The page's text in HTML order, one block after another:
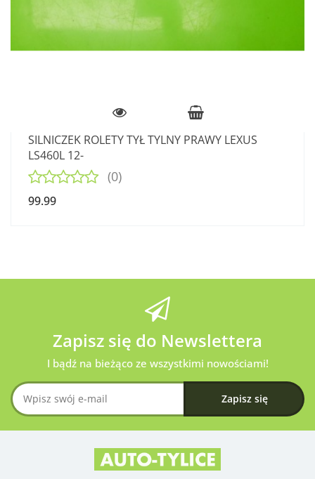
SILNICZEK ROLETY TYŁ TYLNY PRAWY LEXUS
LS460L 12-
(0)
99.99
Zapisz się do Newslettera
I bądź na bieżąco ze wszystkimi nowościami!